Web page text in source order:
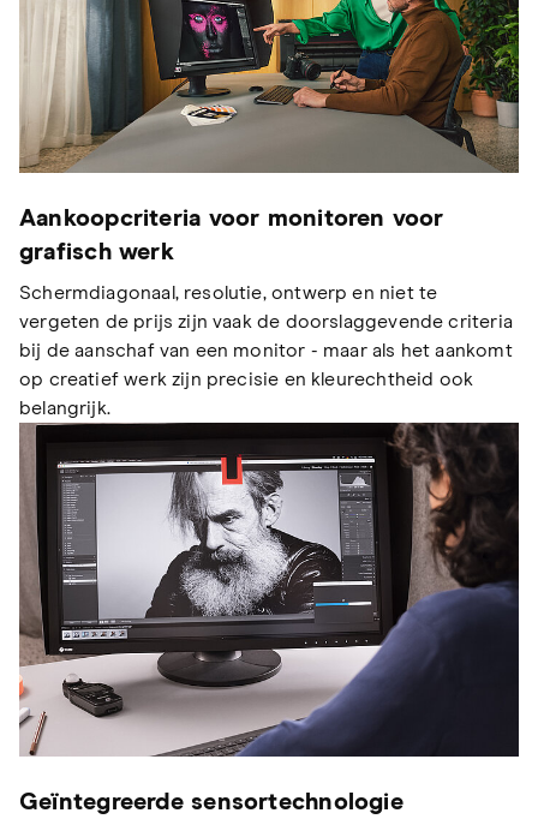
Aankoopcriteria voor monitoren voor
grafisch werk
Schermdiagonaal, resolutie, ontwerp en niet te
vergeten de prijs zijn vaak de doorslaggevende criteria
bij de aanschaf van een monitor - maar als het aankomt
op creatief werk zijn precisie en kleurechtheid ook
belangrijk.
Geïntegreerde sensortechnologie